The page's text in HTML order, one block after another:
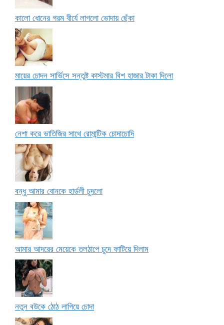
কালো ধোনের গরম বীর্যে লাগলো ভোদায় ছেঁকা
মায়ের চোদন সার্ভিসে সন্তুষ্ট কাস্টমার বিশ হাজার টাকা দিলো
নেশা করে ভাতিজির সাথে রোমান্টিক চোদাচোদি
বন্ধু আমার বোনকে হার্ডলী চুদলো
আমার আদরের মেয়েকে তলঠাপে চুদে ফাটিয়ে দিলাম
নতুন বউকে ঠোঠ লাগিয়ে চোদা